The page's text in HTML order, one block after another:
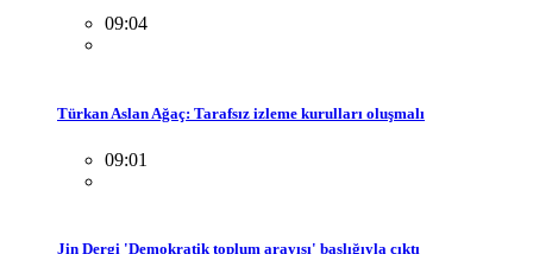
09:04
Türkan Aslan Ağaç: Tarafsız izleme kurulları oluşmalı
09:01
Jin Dergi 'Demokratik toplum arayışı' başlığıyla çıktı